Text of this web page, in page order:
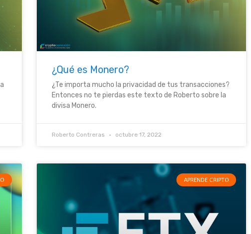
¿Qué es Monero?
¿Te importa mucho la privacidad de tus transacciones?
Entonces no te pierdas este texto de Roberto sobre la
divisa Monero.
Roberto Contreras octubre 17, 2022
APRENDE CRIPTO